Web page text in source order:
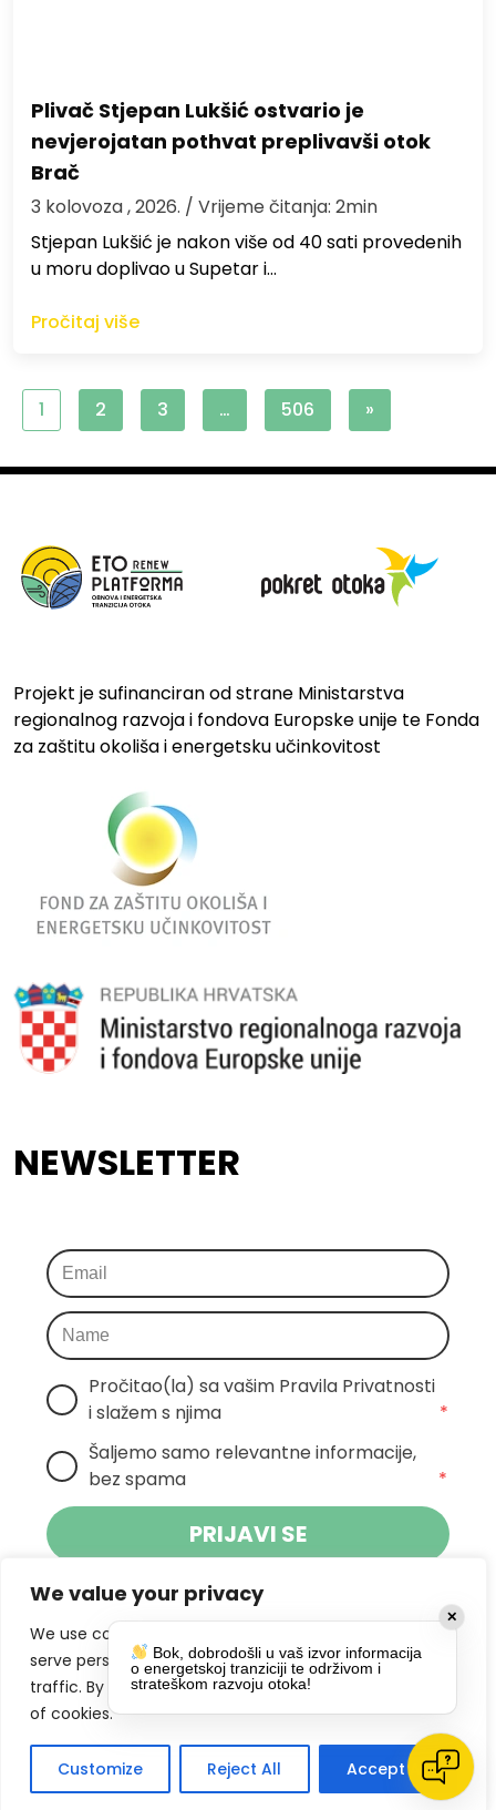
We value your privacy
We use cookies to enhance your browsing experience,
serve personalized ads or content, and analyze our
traffic. By clicking "Accept All", you consent to our use
of cookies.
Customize Reject All Accept All
Plivač Stjepan Lukšić ostvario je
nevjerojatan pothvat preplivavši otok
Brač
3 kolovoza , 2026. / Vrijeme čitanja: 2min
St​jepan Lukšić je nakon više od 40 sati provedenih
u moru doplivao u Supetar i…
Pročitaj više
1 2 3 … 506 »
Projekt je sufinanciran od strane Ministarstva
regionalnog razvoja i fondova Europske unije te Fonda
za zaštitu okoliša i energetsku učinkovitost
NEWSLETTER
Pročitao(la) sa vašim Pravila Privatnosti
i slažem s njima
*
Šaljemo samo relevantne informacije,
bez spama
*
PRIJAVI SE
Klikom na gumb dajete suglasnost za
primanje novosti Pokreta Otoka te se
slažete spolitikom privatnosti.
DRUŠTVENE MREŽE
✕
Bok, dobrodošli u vaš izvor informacija
o energetskoj tranziciji te održivom i
strateškom razvoju otoka!